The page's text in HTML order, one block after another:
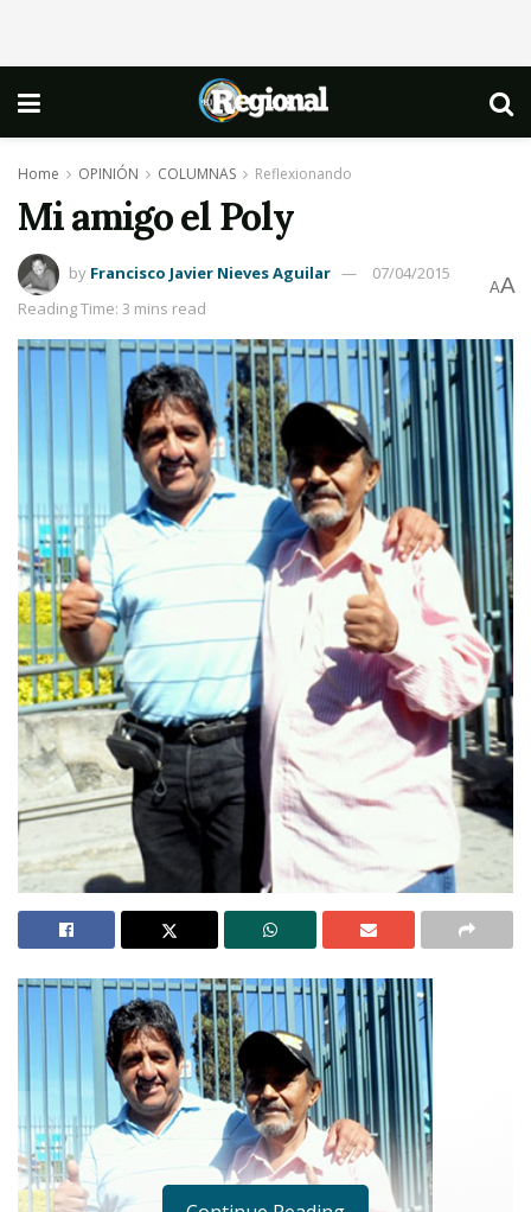
Home OPINIÓN COLUMNAS Reflexionando
Mi amigo el Poly
by Francisco Javier Nieves Aguilar
07/04/2015
Reading Time: 3 mins read
AA